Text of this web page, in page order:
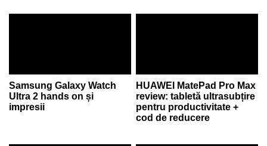
Samsung Galaxy Watch
Ultra 2 hands on și
impresii
HUAWEI MatePad Pro Max
review: tabletă ultrasubțire
pentru productivitate +
cod de reducere